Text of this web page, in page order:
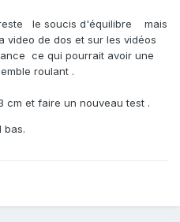
le soucis d'équilibre mais
video de dos et sur les vidéos
ce qui pourrait avoir une
roulant .
cm et faire un nouveau test .
bas.